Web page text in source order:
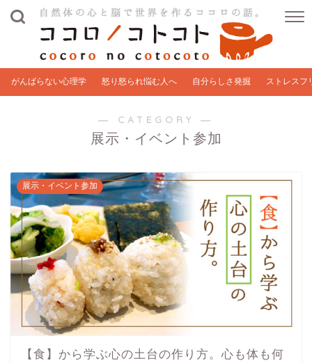
がんばらない心理学 怒り怒られ悩む人へ 自分らしさ発掘 ストレスフ
― CATEGORY ―
展示・イベント参加
展示・イベント参加
【食】から学ぶ心の土台の作り方。心も体も何